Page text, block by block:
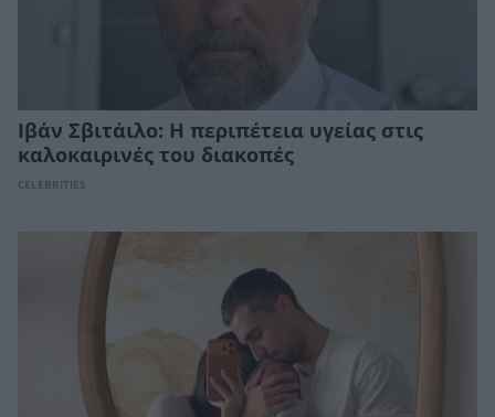
Ιβάν Σβιτάιλο: Η περιπέτεια υγείας στις
καλοκαιρινές του διακοπές
CELEBRITIES